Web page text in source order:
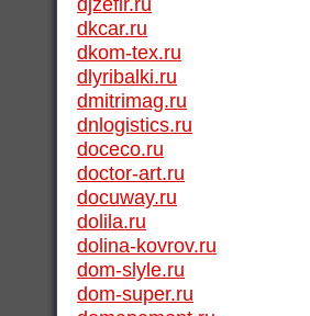
dkcar.ru
dkom-tex.ru
dlyribalki.ru
dmitrimag.ru
dnlogistics.ru
doceco.ru
doctor-art.ru
docuway.ru
dolila.ru
dolina-kovrov.ru
dom-slyle.ru
dom-super.ru